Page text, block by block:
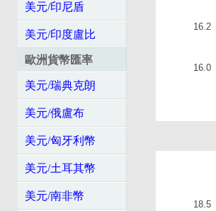
美元/印尼盾
美元/印度盧比
歐洲貨幣匯率
美元/瑞典克朗
美元/俄盧布
美元/匈牙利幣
美元/土耳其幣
美元/南非幣
16.0
16.2
18.5